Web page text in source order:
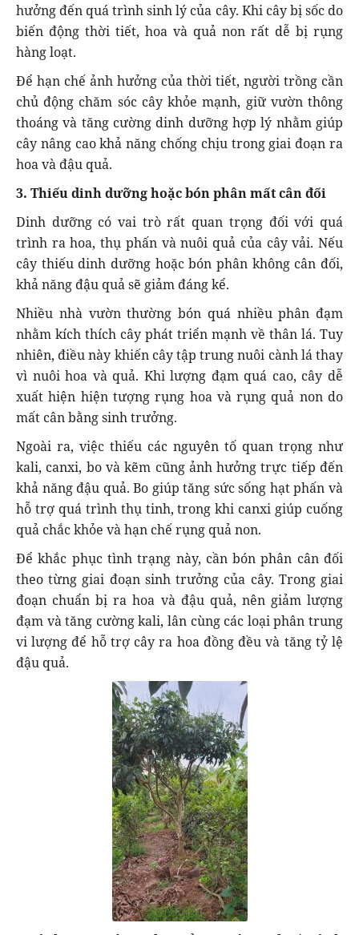
hưởng đến quá trình sinh lý của cây. Khi cây bị sốc do
biến động thời tiết, hoa và quả non rất dễ bị rụng
hàng loạt.
Để hạn chế ảnh hưởng của thời tiết, người trồng cần
chủ động chăm sóc cây khỏe mạnh, giữ vườn thông
thoáng và tăng cường dinh dưỡng hợp lý nhằm giúp
cây nâng cao khả năng chống chịu trong giai đoạn ra
hoa và đậu quả.
3. Thiếu dinh dưỡng hoặc bón phân mất cân đối
Dinh dưỡng có vai trò rất quan trọng đối với quá
trình ra hoa, thụ phấn và nuôi quả của cây vải. Nếu
cây thiếu dinh dưỡng hoặc bón phân không cân đối,
khả năng đậu quả sẽ giảm đáng kể.
Nhiều nhà vườn thường bón quá nhiều phân đạm
nhằm kích thích cây phát triển mạnh về thân lá. Tuy
nhiên, điều này khiến cây tập trung nuôi cành lá thay
vì nuôi hoa và quả. Khi lượng đạm quá cao, cây dễ
xuất hiện hiện tượng rụng hoa và rụng quả non do
mất cân bằng sinh trưởng.
Ngoài ra, việc thiếu các nguyên tố quan trọng như
kali, canxi, bo và kẽm cũng ảnh hưởng trực tiếp đến
khả năng đậu quả. Bo giúp tăng sức sống hạt phấn và
hỗ trợ quá trình thụ tinh, trong khi canxi giúp cuống
quả chắc khỏe và hạn chế rụng quả non.
Để khắc phục tình trạng này, cần bón phân cân đối
theo từng giai đoạn sinh trưởng của cây. Trong giai
đoạn chuẩn bị ra hoa và đậu quả, nên giảm lượng
đạm và tăng cường kali, lân cùng các loại phân trung
vi lượng để hỗ trợ cây ra hoa đồng đều và tăng tỷ lệ
đậu quả.